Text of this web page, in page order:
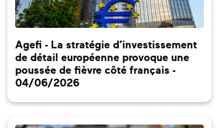
Agefi - La stratégie d’investissement
de détail européenne provoque une
poussée de fièvre côté français -
04/06/2026